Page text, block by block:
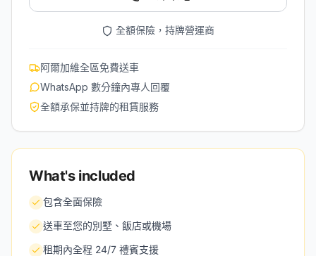
全額保險，持牌營運商
阿爾加維全區免費送車
WhatsApp 數分鐘內專人回覆
全額承保並持牌的租賃服務
What's included
包含全面保險
送車至您的別墅、飯店或機場
租期內全程 24/7 禮賓支援